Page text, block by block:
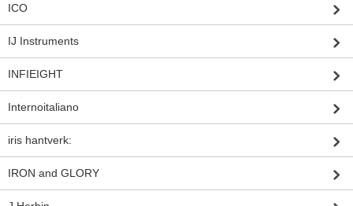
ICO
IJ Instruments
INFIEIGHT
Internoitaliano
iris hantverk:
IRON and GLORY